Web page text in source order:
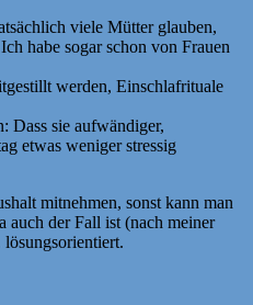
viele Mütter glauben,
habe sogar schon von Frauen
werden, Einschlafrituale
Dass sie aufwändiger,
etwas weniger stressig
mitnehmen, sonst kann man
auch der Fall ist (nach meiner